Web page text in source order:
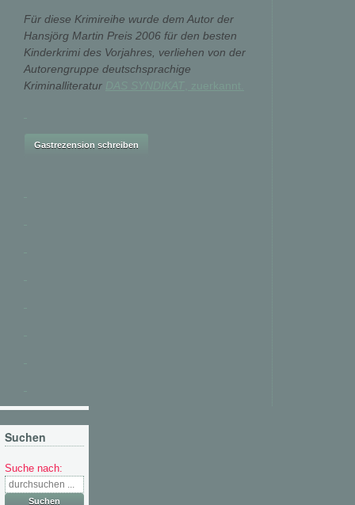
Für diese Krimireihe wurde dem Autor der
Hansjörg Martin Preis 2006 für den besten
Kinderkrimi des Vorjahres, verliehen von der
Autorengruppe deutschsprachige
Kriminalliteratur
Suchen
Suche nach: